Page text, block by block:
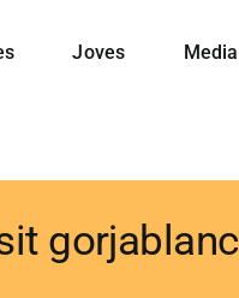
Joves Media
gorjablanc